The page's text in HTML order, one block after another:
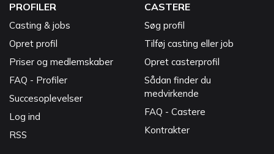
PROFILER
Casting & jobs
Opret profil
Priser og medlemskaber
FAQ - Profiler
Succesoplevelser
Log ind
RSS
CASTERE
Søg profil
Tilføj casting eller job
Opret casterprofil
Sådan finder du
medvirkende
FAQ - Castere
Kontrakter